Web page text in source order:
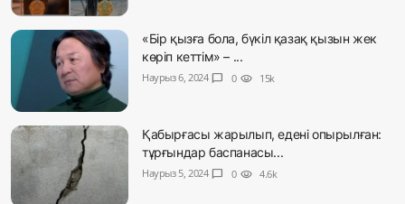
«Бір қызға бола, бүкіл қазақ қызын жек
көріп кеттім» – ...
Наурыз 6, 2024 chat_bubble 0 visibility 15k
Қабырғасы жарылып, едені опырылған:
тұрғындар баспанасы...
Наурыз 5, 2024 chat_bubble 0 visibility 4.6k